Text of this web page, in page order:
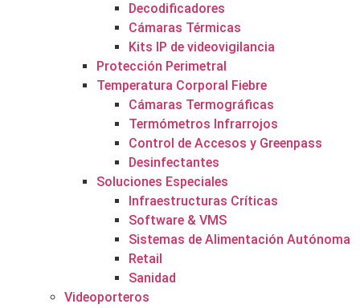
Decodificadores
Cámaras Térmicas
Kits IP de videovigilancia
Protección Perimetral
Temperatura Corporal Fiebre
Cámaras Termográficas
Termómetros Infrarrojos
Control de Accesos y Greenpass
Desinfectantes
Soluciones Especiales
Infraestructuras Críticas
Software & VMS
Sistemas de Alimentación Autónoma
Retail
Sanidad
Videoporteros